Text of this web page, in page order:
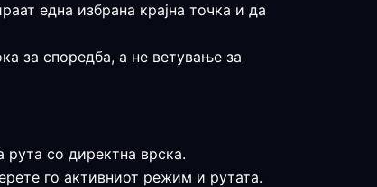
една избрана крајна точка и да
за споредба, а не ветување за
рута со директна врска.
го активниот режим и рутата.